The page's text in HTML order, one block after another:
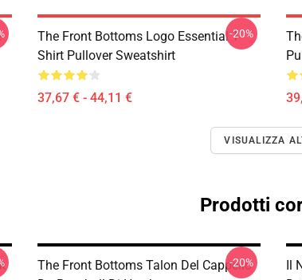
The Front Bottoms Logo Essential T-
Shirt Pullover Sweatshirt
37,67 € - 44,11 €
-20%
VISUALIZZA
Prodotti
The Front Bottoms Talon Del Cappello
-20%
Il